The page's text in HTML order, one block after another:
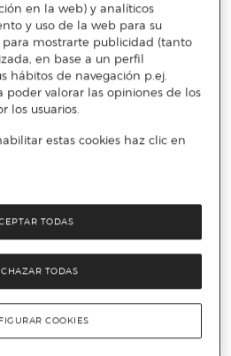
en la web) y analíticos
y uso de la web para su
para mostrarte publicidad (tanto
en base a un perfil
hábitos de navegación p.ej.
poder valorar las opiniones de los
los usuarios.
estas cookies haz clic en
TODAS
TODAS
COOKIES